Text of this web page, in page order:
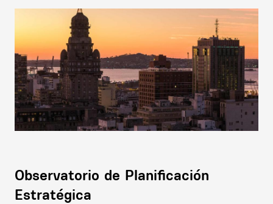
Observatorio de Planificación
Estratégica